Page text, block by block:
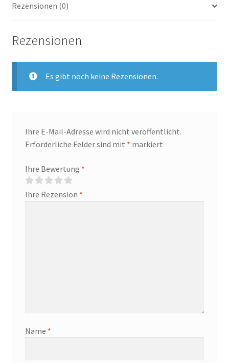
Rezensionen (0)
Rezensionen
Es gibt noch keine Rezensionen.
Ihre E-Mail-Adresse wird nicht veröffentlicht.
Erforderliche Felder sind mit * markiert
Ihre Bewertung *
Ihre Rezension *
Name *